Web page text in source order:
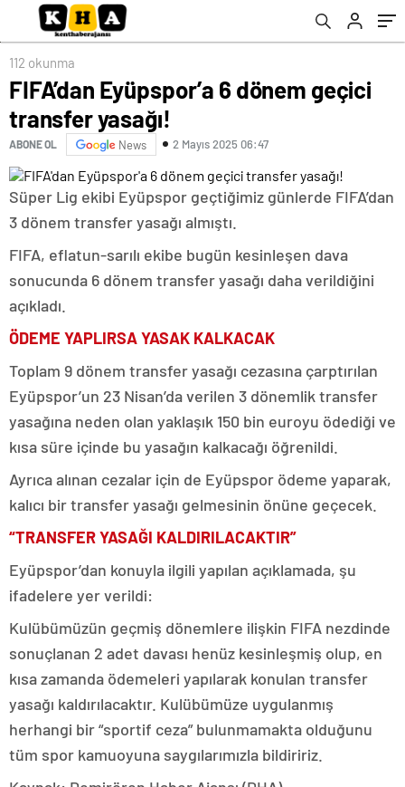
112 okunma
FIFA’dan Eyüpspor’a 6 dönem geçici
transfer yasağı!
ABONE OL News 2 Mayıs 2025 06:47
Süper Lig ekibi Eyüpspor geçtiğimiz günlerde FIFA’dan
3 dönem transfer yasağı almıştı.
FIFA, eflatun-sarılı ekibe bugün kesinleşen dava
sonucunda 6 dönem transfer yasağı daha verildiğini
açıkladı.
ÖDEME YAPLIRSA YASAK KALKACAK
Toplam 9 dönem transfer yasağı cezasına çarptırılan
Eyüpspor’un 23 Nisan’da verilen 3 dönemlik transfer
yasağına neden olan yaklaşık 150 bin euroyu ödediği ve
kısa süre içinde bu yasağın kalkacağı öğrenildi.
Ayrıca alınan cezalar için de Eyüpspor ödeme yaparak,
kalıcı bir transfer yasağı gelmesinin önüne geçecek.
“TRANSFER YASAĞI KALDIRILACAKTIR”
Eyüpspor’dan konuyla ilgili yapılan açıklamada, şu
ifadelere yer verildi:
Kulübümüzün geçmiş dönemlere ilişkin FIFA nezdinde
sonuçlanan 2 adet davası henüz kesinleşmiş olup, en
kısa zamanda ödemeleri yapılarak konulan transfer
yasağı kaldırılacaktır. Kulübümüze uygulanmış
herhangi bir “sportif ceza” bulunmamakta olduğunu
tüm spor kamuoyuna saygılarımızla bildiririz.